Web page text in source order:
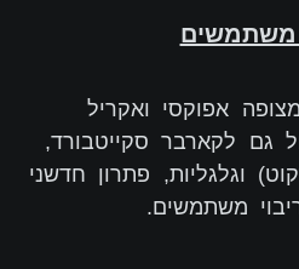
משתמשים
אפוקסי ואקריל
גם לקארבר סקייטבורד,
וגלגליות, פתרון חדשני
משתמשים.